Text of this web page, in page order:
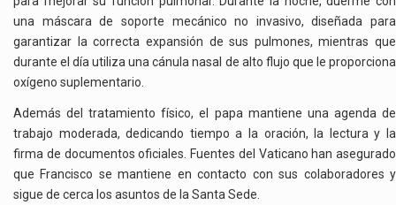
una máscara de soporte mecánico no invasivo, diseñada para
garantizar la correcta expansión de sus pulmones, mientras que
durante el día utiliza una cánula nasal de alto flujo que le proporciona
oxígeno suplementario.
Además del tratamiento físico, el papa mantiene una agenda de
trabajo moderada, dedicando tiempo a la oración, la lectura y la
firma de documentos oficiales. Fuentes del Vaticano han asegurado
que Francisco se mantiene en contacto con sus colaboradores y
sigue de cerca los asuntos de la Santa Sede.